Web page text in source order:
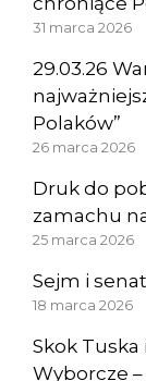
31 marca 2026
29.03.26
Polaków”
26 marca 2026
Druk do
zamachu
25 marca 2026
Sejm i
18 marca 2026
Skok
Wyborcze